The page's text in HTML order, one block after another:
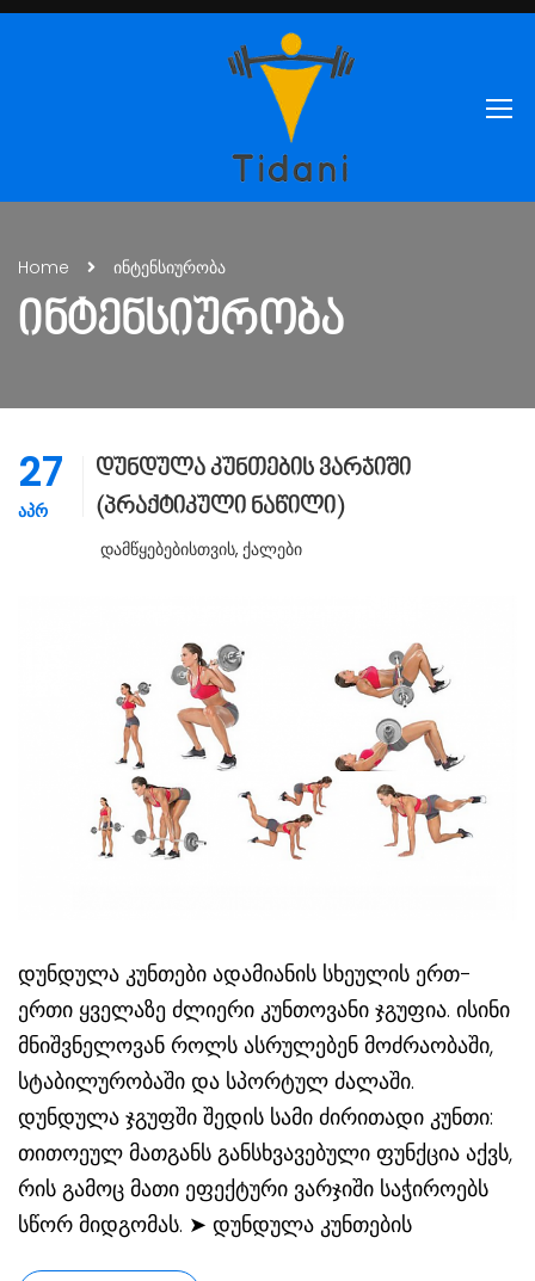
Home ინტენსიურობა
ᲘᲜᲢᲔᲜᲡᲘᲣᲠᲝᲑᲐ
27
ᲐᲞᲠ
დუნდულა კუნთების ვარჯიში
(პრაქტიკული ნაწილი)
Დამწყებებისთვის, Ქალები
დუნდულა კუნთები ადამიანის სხეულის ერთ-
ერთი ყველაზე ძლიერი კუნთოვანი ჯგუფია. ისინი
მნიშვნელოვან როლს ასრულებენ მოძრაობაში,
სტაბილურობაში და სპორტულ ძალაში.
დუნდულა ჯგუფში შედის სამი ძირითადი კუნთი:
თითოეულ მათგანს განსხვავებული ფუნქცია აქვს,
რის გამოც მათი ეფექტური ვარჯიში საჭიროებს
სწორ მიდგომას. ➤ დუნდულა კუნთების